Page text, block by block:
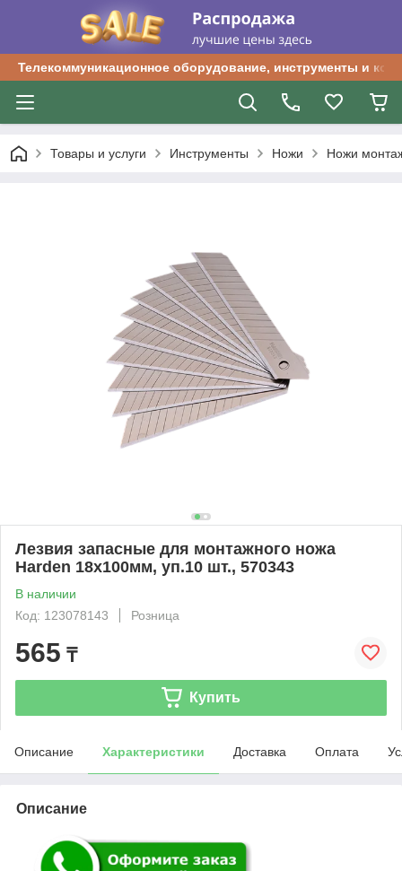
Телекоммуникационное оборудование, инструменты и
Товары и услуги Инструменты Ножи Ножи
Лезвия запасные для монтажного ножа
Harden 18x100мм, уп.10 шт., 570343
В наличии
Код: 123078143
Розница
565 ₸
Купить
Описание Характеристики Доставка Оплата
Описание